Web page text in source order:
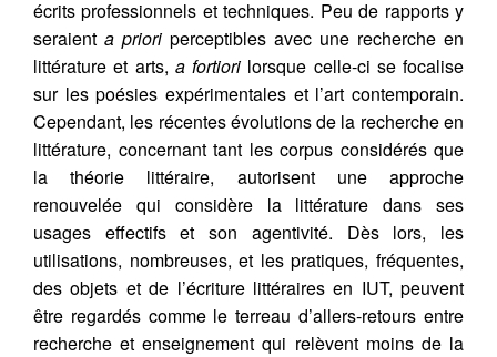
écrits professionnels et techniques. Peu de rapports y
seraient a priori perceptibles avec une recherche en
littérature et arts, a fortiori lorsque celle-ci se focalise
sur les poésies expérimentales et l’art contemporain.
Cependant, les récentes évolutions de la recherche en
littérature, concernant tant les corpus considérés que
la théorie littéraire, autorisent une approche
renouvelée qui considère la littérature dans ses
usages effectifs et son agentivité. Dès lors, les
utilisations, nombreuses, et les pratiques, fréquentes,
des objets et de l’écriture littéraires en IUT, peuvent
être regardés comme le terreau d’allers-retours entre
recherche et enseignement qui relèvent moins de la